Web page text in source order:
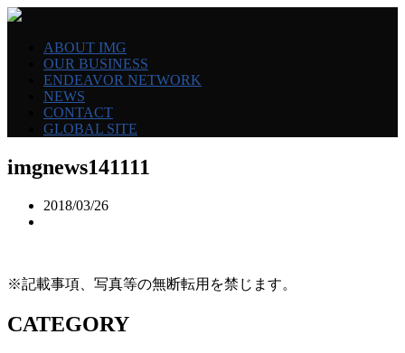
ABOUT IMG
OUR BUSINESS
ENDEAVOR NETWORK
NEWS
CONTACT
GLOBAL SITE
imgnews141111
2018/03/26
※記載事項、写真等の無断転用を禁じます。
CATEGORY